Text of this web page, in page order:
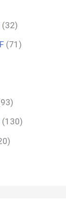
(32)
(71)
(130)